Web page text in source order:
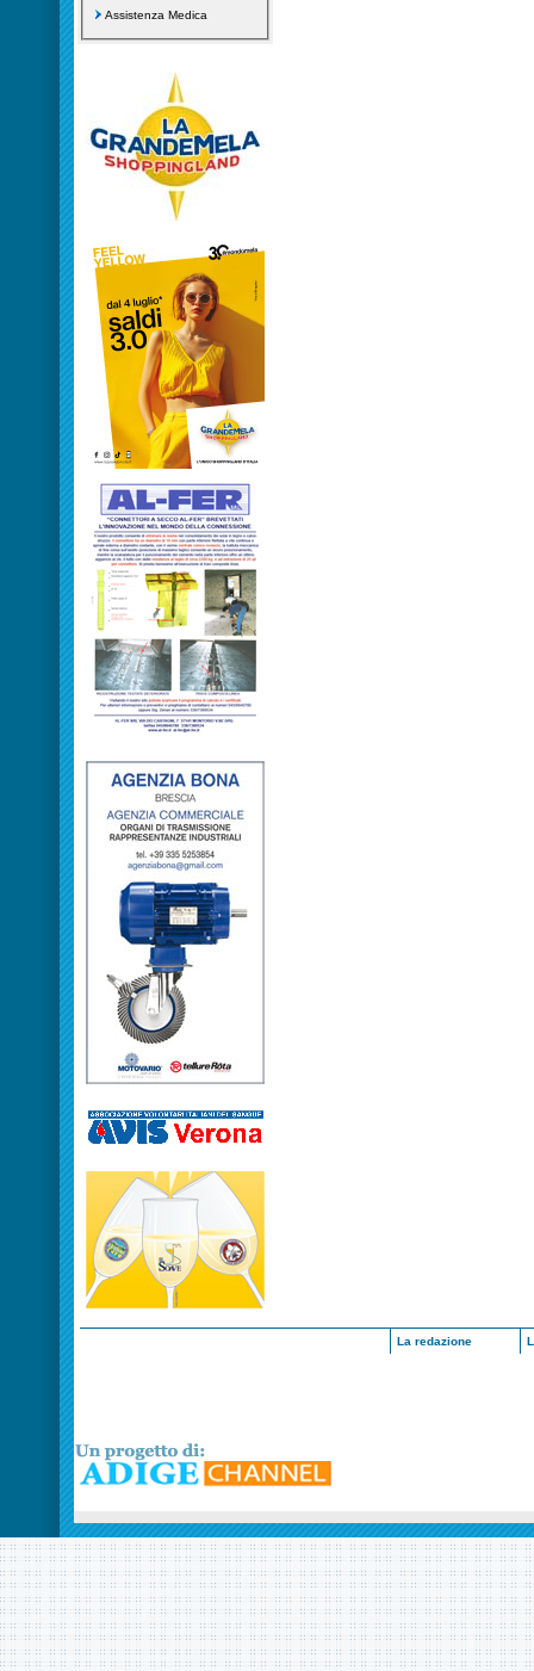
Assistenza Medica
La redazione